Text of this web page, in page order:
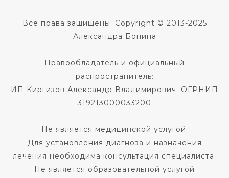
Все права защищены. Copyright © 2013-2025
Александра Бонина
Правообладатель и официальный
распространитель:
ИП Киргизов Александр Владимирович. ОГРНИП
319213000033200
Не является медицинской услугой.
Для установления диагноза и назначения
лечения необходима консультация специалиста.
Не является образовательной услугой